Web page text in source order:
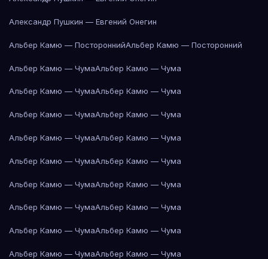
Александр Пушкин — Евгений Онегин
Альбер Камю — ПостороннийАльбер Камю — Посторонний
Альбер Камю — ЧумаАльбер Камю — Чума
Альбер Камю — ЧумаАльбер Камю — Чума
Альбер Камю — ЧумаАльбер Камю — Чума
Альбер Камю — ЧумаАльбер Камю — Чума
Альбер Камю — ЧумаАльбер Камю — Чума
Альбер Камю — ЧумаАльбер Камю — Чума
Альбер Камю — ЧумаАльбер Камю — Чума
Альбер Камю — ЧумаАльбер Камю — Чума
Альбер Камю — ЧумаАльбер Камю — Чума